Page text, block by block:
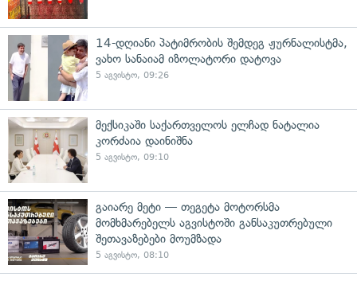
14-დღიანი პატიმრობის შემდეგ ჟურნალისტმა,
ვახო სანაიამ იზოლატორი დატოვა
5 აგვისტო, 09:26
მექსიკაში საქართველოს ელჩად ნატალია
კორძაია დაინიშნა
5 აგვისტო, 09:10
გაიარე მეტი — თეგეტა მოტორსმა
მომხმარებელს აგვისტოში განსაკუთრებული
შეთავაზებები მოუმზადა
5 აგვისტო, 08:10